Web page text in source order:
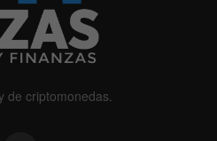
de criptomonedas.